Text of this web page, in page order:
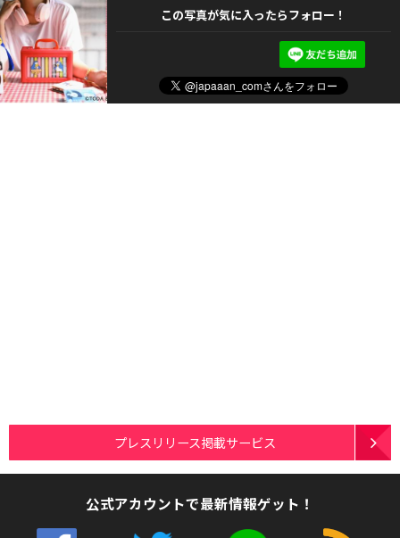
この写真が気に入ったらフォロー！
プレスリリース掲載サービス
公式アカウントで最新情報ゲット！